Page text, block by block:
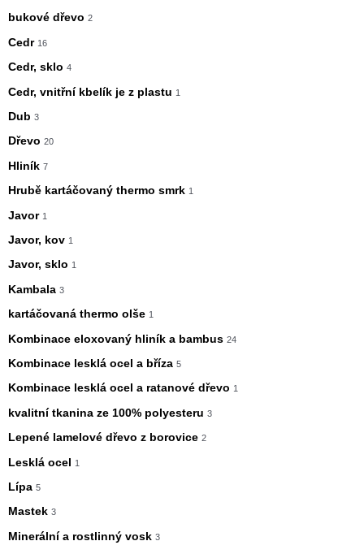
bukové dřevo 2
Cedr 16
Cedr, sklo 4
Cedr, vnitřní kbelík je z plastu 1
Dub 3
Dřevo 20
Hliník 7
Hrubě kartáčovaný thermo smrk 1
Javor 1
Javor, kov 1
Javor, sklo 1
Kambala 3
kartáčovaná thermo olše 1
Kombinace eloxovaný hliník a bambus 24
Kombinace lesklá ocel a bříza 5
Kombinace lesklá ocel a ratanové dřevo 1
kvalitní tkanina ze 100% polyesteru 3
Lepené lamelové dřevo z borovice 2
Lesklá ocel 1
Lípa 5
Mastek 3
Minerální a rostlinný vosk 3